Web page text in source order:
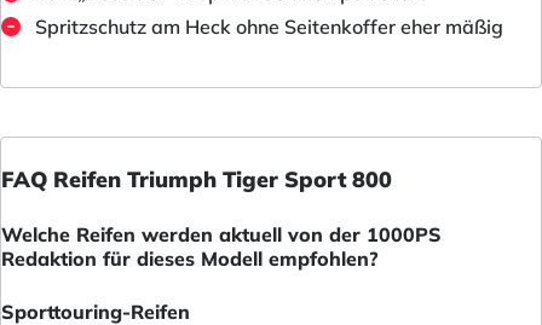
Spritzschutz am Heck ohne Seitenkoffer eher mäßig
FAQ Reifen Triumph Tiger Sport 800
Welche Reifen werden aktuell von der 1000PS
Redaktion für dieses Modell empfohlen?
Sporttouring-Reifen